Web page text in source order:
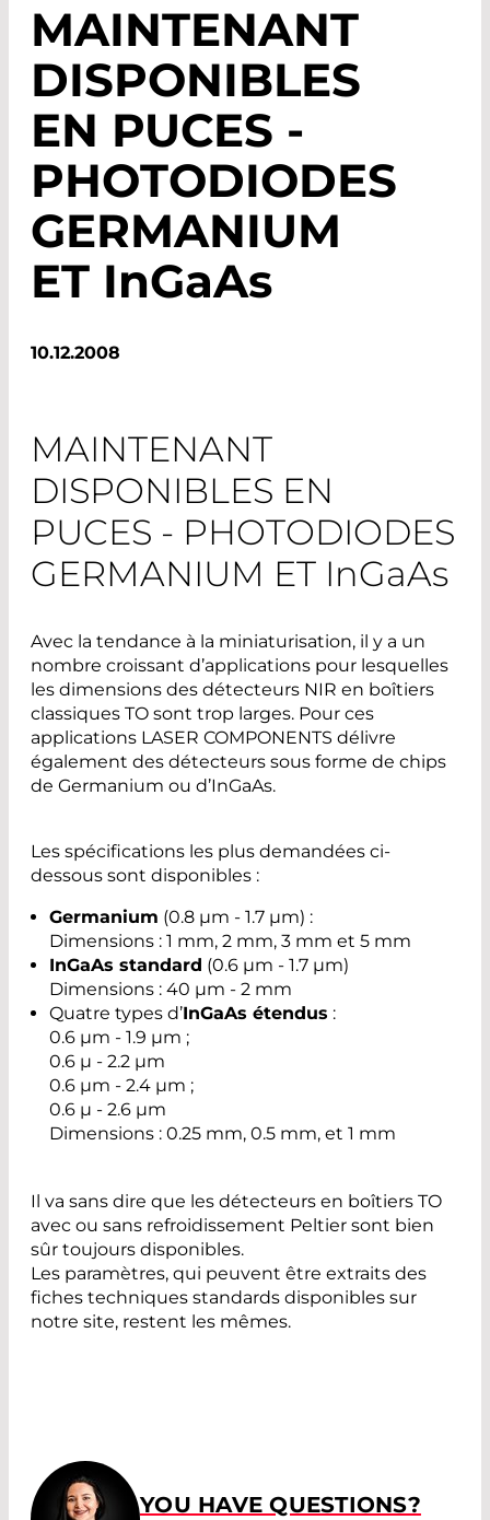
MAINTENANT
DISPONIBLES
EN PUCES -
PHOTODIODES
GERMANIUM
ET InGaAs
10.12.2008
MAINTENANT
DISPONIBLES EN
PUCES - PHOTODIODES
GERMANIUM ET InGaAs
Avec la tendance à la miniaturisation, il y a un
nombre croissant d’applications pour lesquelles
les dimensions des détecteurs NIR en boîtiers
classiques TO sont trop larges. Pour ces
applications LASER COMPONENTS délivre
également des détecteurs sous forme de chips
de Germanium ou d’InGaAs.
Les spécifications les plus demandées ci-
dessous sont disponibles :
Germanium (0.8 µm - 1.7 µm) :
Dimensions : 1 mm, 2 mm, 3 mm et 5 mm
InGaAs standard (0.6 µm - 1.7 µm)
Dimensions : 40 µm - 2 mm
Quatre types d’InGaAs étendus :
0.6 µm - 1.9 µm ;
0.6 µ - 2.2 µm
0.6 µm - 2.4 µm ;
0.6 µ - 2.6 µm
Dimensions : 0.25 mm, 0.5 mm, et 1 mm
Il va sans dire que les détecteurs en boîtiers TO
avec ou sans refroidissement Peltier sont bien
sûr toujours disponibles.
Les paramètres, qui peuvent être extraits des
fiches techniques standards disponibles sur
notre site, restent les mêmes.
YOU HAVE QUESTIONS?